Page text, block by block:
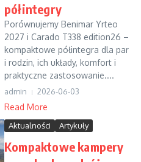
półintegry
Porównujemy Benimar Yrteo
2027 i Carado T338 edition26 –
kompaktowe półintegra dla par
i rodzin, ich układy, komfort i
praktyczne zastosowanie....
admin 2026-06-03
Read More
Aktualności Artykuły
Kompaktowe kampery